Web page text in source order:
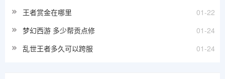
01-22
王者赏金在哪里
01-24
梦幻西游 多少帮贡点修
01-24
乱世王者多久可以跨服